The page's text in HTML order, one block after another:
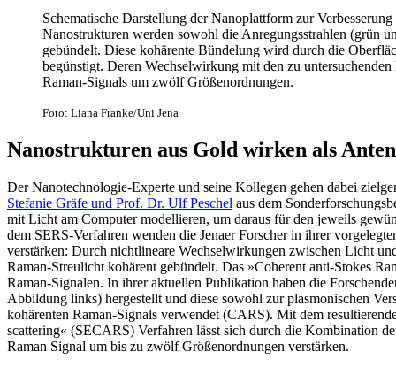
Schematische Darstellung der Nanoplattform zur
Nanostrukturen werden sowohl die Anregungsstrahlen (grün
gebündelt. Diese kohärente Bündelung wird durch die
begünstigt. Deren Wechselwirkung mit den zu
Raman-Signals um zwölf Größenordnungen.
Foto: Liana Franke/Uni Jena
Nanostrukturen aus Gold wirken als
Der Nanotechnologie-Experte und seine Kollegen gehen dabei
Stefanie Gräfe und Prof. Dr. Ulf Peschel aus dem
mit Licht am Computer modellieren, um daraus für den jeweils
dem SERS-Verfahren wenden die Jenaer For­scher in ihrer
verstärken: Durch nichtlineare Wechselwirkungen zwischen Licht
Raman-Streulicht kohärent gebündelt. Das »Coherent anti-Stokes
Raman-Signalen. In ihrer aktuellen Pu­blikation haben die
Abbildung links) her­gestellt und diese sowohl zur plasmoni­schen
kohären­ten Raman-Signals verwendet (CARS). Mit dem
scattering« (SECARS) Verfah­ren lässt sich durch die Kombination
Raman Signal um bis zu zwölf Größenordnungen verstär­ken.